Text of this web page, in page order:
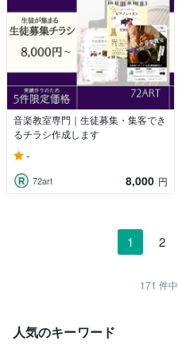
音楽教室専門｜生徒募集・集客でき
るチラシ作成します
-
72art 8,000 円
1 2
171 件中
人気のキーワード